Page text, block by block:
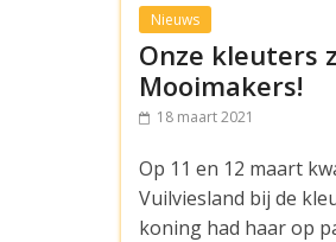
Nieuws
Onze kleuters
Mooimakers!
18 maart 2021
Op 11 en 12 maart
Vuilviesland bij de
koning had haar op